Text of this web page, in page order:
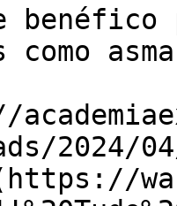
benéfico
2024/